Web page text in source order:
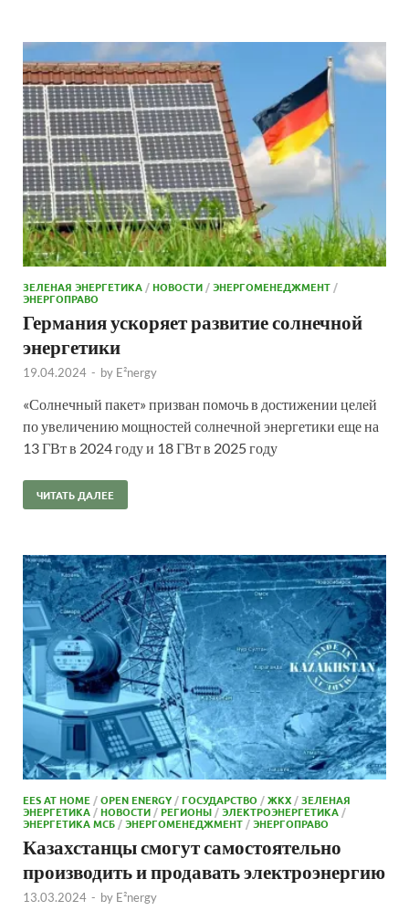
ЗЕЛЕНАЯ ЭНЕРГЕТИКА /НОВОСТИ /ЭНЕРГОМЕНЕДЖМЕНТ /
ЭНЕРГОПРАВО
Германия ускоряет развитие солнечной
энергетики
19.04.2024 - by E²nergy
«Солнечный пакет» призван помочь в достижении целей
по увеличению мощностей солнечной энергетики еще на
13 ГВт в 2024 году и 18 ГВт в 2025 году
ЧИТАТЬ ДАЛЕЕ
EES AT HOME /OPEN ENERGY /ГОСУДАРСТВО /ЖКХ /ЗЕЛЕНАЯ
ЭНЕРГЕТИКА/НОВОСТИ /РЕГИОНЫ/ЭЛЕКТРОЭНЕРГЕТИКА /
ЭНЕРГЕТИКА МСБ /ЭНЕРГОМЕНЕДЖМЕНТ /ЭНЕРГОПРАВО
Казахстанцы смогут самостоятельно
производить и продавать электроэнергию
13.03.2024 - by E²nergy